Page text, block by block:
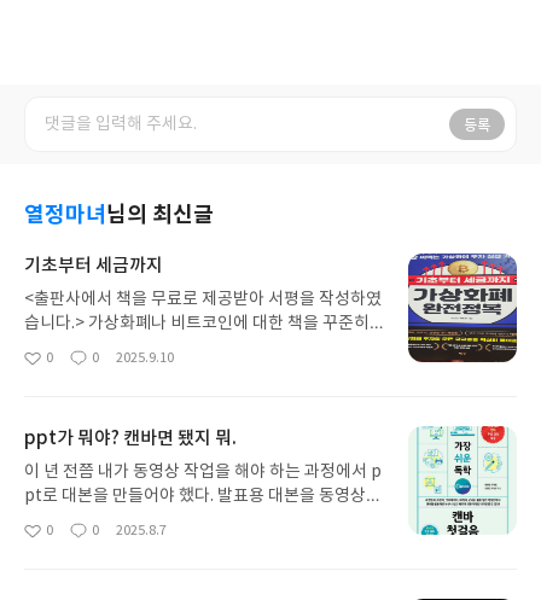
등록
열정마녀 님의 최신글
기초부터 세금까지
<출판사에서 책을 무료로 제공받아 서평을 작성하였
습니다.> 가상화폐나 비트코인에 대한 책을 꾸준히
읽고 있다. 재테크를 하면서 투자 공부를 계속 하고
여전히 비트코인과 암호화폐는 여전히 공부중이
다. 블록체인 공부까지 해봐서 1장 가상화폐의 개념
이해나 블록체인과 채굴의 이해는 후루룩 지나쳤다.
대로 이해했다. 내게 생소한 부분은 실제로 투자를 해
좋
0
댓
0
작
2025.9.10
ppt가 뭐야? 캔바면 됐지 뭐.
이 년 전쯤 내가 동영상 작업을 해야 하는 과정에서 p
pt로 대본을 만들어야 했다. 발표용 대본을 동영상으
로 작업해야하니 ppt는 기본이었다. 그런데 내가 회
좋
0
댓
0
작
2025.8.7